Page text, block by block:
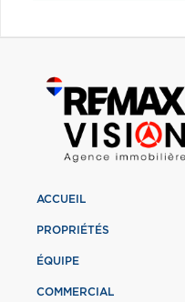
ACCUEIL
PROPRIÉTÉS
ÉQUIPE
COMMERCIAL